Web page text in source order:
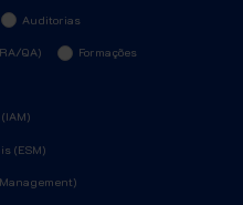
Auditorias
QA) Formações
(ESM)